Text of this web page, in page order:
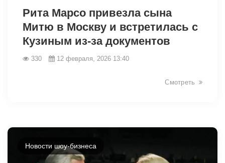
Рита Марсо привезла сына
Митю в Москву и встретилась с
Кузиным из-за документов
330 12 февраля, 2026 13:40
Смотреть
Новости шоу-бизнеса